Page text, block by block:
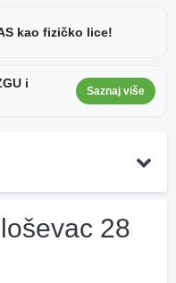
kao fizičko lice!
i
Saznaj više
28